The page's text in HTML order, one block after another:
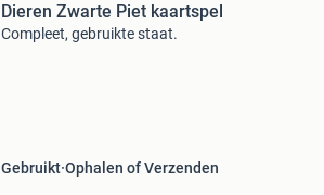
Dieren Zwarte Piet kaartspel
Compleet, gebruikte staat.
Gebruikt Ophalen of Verzenden